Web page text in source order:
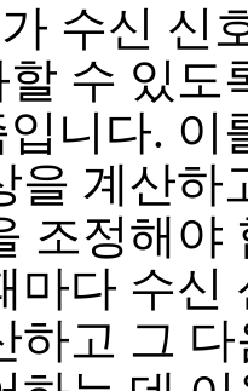
수신 신
수 있도
니다. 이
을 계산하
조정해야
마다 수신
하고 그